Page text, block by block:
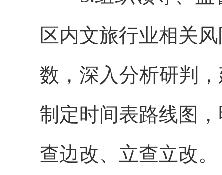
区内文旅行业相关
数，深入分析研判
制定时间表路线图
查边改、立查立改。